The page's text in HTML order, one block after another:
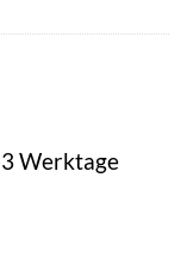
Werktage